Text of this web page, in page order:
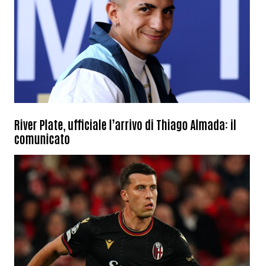
River Plate, ufficiale l’arrivo di Thiago Almada: il
comunicato